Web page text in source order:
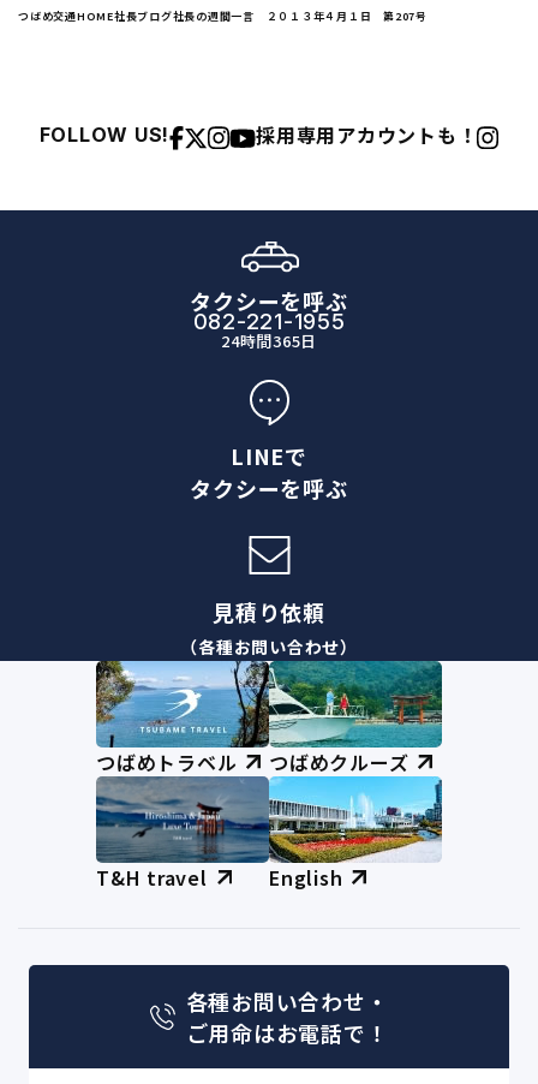
つばめ交通HOME社長ブログ社長の週間一言 ２０１３年４月１日 第207号
FOLLOW US! 採用専用アカウントも！
タクシーを呼ぶ
082-221-1955
24時間365日
LINEで
タクシーを呼ぶ
見積り依頼
（各種お問い合わせ）
つばめトラベル つばめクルーズ
T&H travel English
各種お問い合わせ・
ご用命はお電話で！